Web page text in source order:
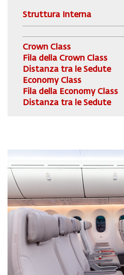
Struttura Interna
Crown Class
Fila della Crown Class
Distanza tra le Sedute
Economy Class
Fila della Economy Class
Distanza tra le Sedute